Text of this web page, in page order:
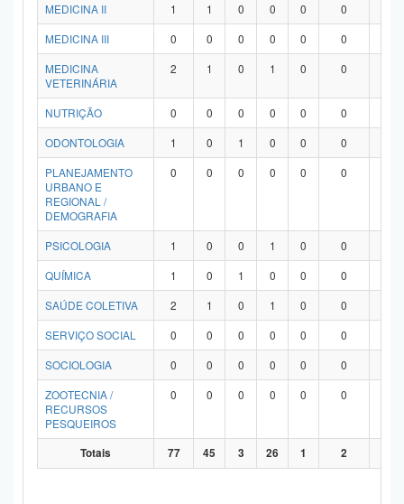
MEDICINA II
1 1 0 0 0 0
MEDICINA III
0 0 0 0 0 0
MEDICINA
VETERINÁRIA
2 1 0 1 0 0
NUTRIÇÃO 0 0 0 0 0 0
ODONTOLOGIA
1 0 1 0 0 0
PLANEJAMENTO
URBANO E
REGIONAL /
DEMOGRAFIA
0 0 0 0 0 0
PSICOLOGIA 1 0 0 1 0 0
QUÍMICA
1 0 1 0 0 0
SAÚDE COLETIVA
2 1 0 1 0 0
SERVIÇO SOCIAL
0 0 0 0 0 0
SOCIOLOGIA
0 0 0 0 0 0
ZOOTECNIA /
RECURSOS
PESQUEIROS
0 0 0 0 0 0
Totais 77 45 3 26 1 2